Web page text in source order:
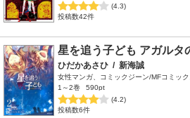
(4.3)
投稿数42件
星を追う子ども アガルタ
ひだかあさひ / 新海誠
女性マンガ、コミックジーン/MFコミッ
1～2巻
590pt
(4.2)
投稿数6件